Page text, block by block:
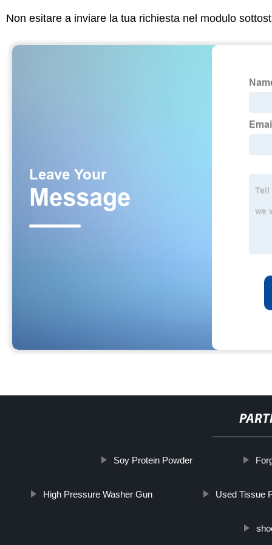
Non esitare a inviare la tua richiesta nel modulo
Soy Protein Powder
High Pressure Washer Gun Used Tissue